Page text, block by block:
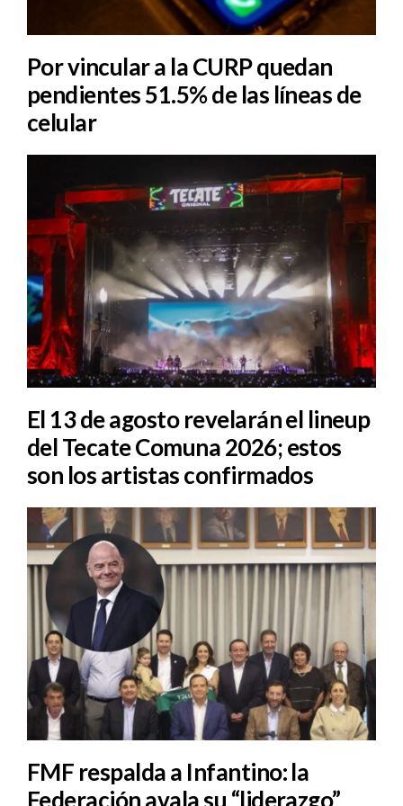
Por vincular a la CURP quedan
pendientes 51.5% de las líneas de
celular
El 13 de agosto revelarán el lineup
del Tecate Comuna 2026; estos
son los artistas confirmados
FMF respalda a Infantino: la
Federación avala su “liderazgo”